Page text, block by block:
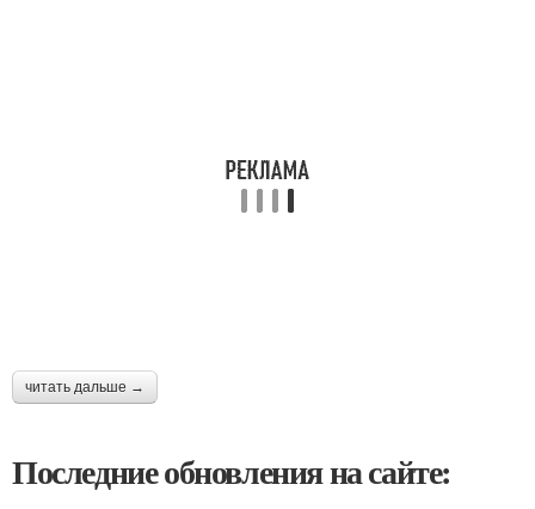
читать дальше →
Последние обновления на сайте: